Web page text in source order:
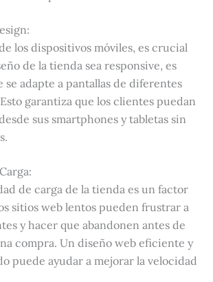
los dispositivos móviles, es crucial
de la tienda sea responsive, es
se adapte a pantallas de diferentes
garantiza que los clientes puedan
sus smartphones y tabletas sin
de carga de la tienda es un factor
sitios web lentos pueden frustrar a
y hacer que abandonen antes de
compra. Un diseño web eficiente y
puede ayudar a mejorar la velocidad